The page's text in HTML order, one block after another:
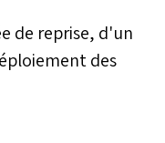
de reprise, d'un
des